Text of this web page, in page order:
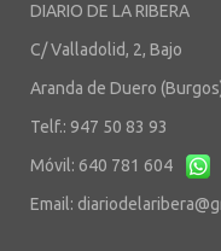
DIARIO DE LA RIBERA
C/ Valladolid, 2, Bajo
Aranda de Duero
Telf.: 947 50 83 93
Móvil: 640 781 604
Email: